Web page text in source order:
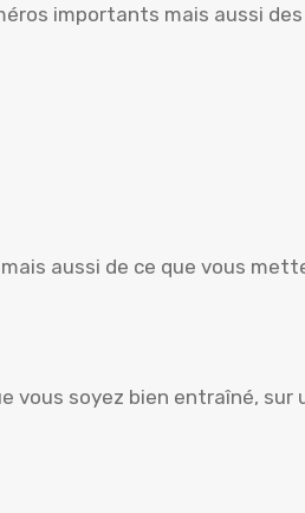
importants mais aussi
aussi de ce que vous
vous soyez bien entraîné, sur